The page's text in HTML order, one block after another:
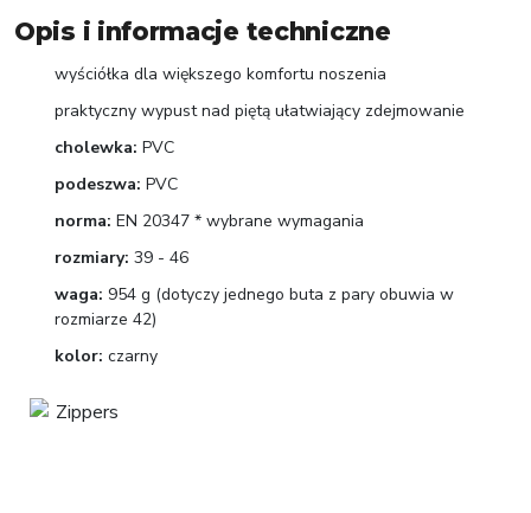
Opis i informacje techniczne
wyściółka dla większego komfortu noszenia
praktyczny wypust nad piętą ułatwiający zdejmowanie
cholewka: PVC
podeszwa: PVC
norma: EN 20347 * wybrane wymagania
rozmiary: 39 - 46
waga: 954 g (dotyczy jednego buta z pary obuwia w
rozmiarze 42)
kolor: czarny